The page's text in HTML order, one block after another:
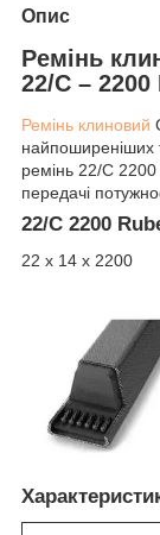
Опис
Ремінь
22/C – 2200
Ремінь клиновий
найпоширеніших
ремінь 22/C 2200
передачі
22/C 2200
22 х 14 х 2200